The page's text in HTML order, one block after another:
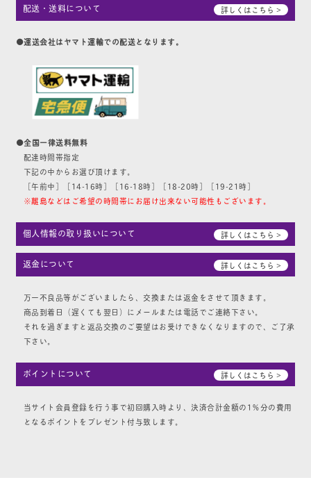
配送・送料について 詳しくはこちら >
●運送会社はヤマト運輸での配送となります。
●全国一律送料無料
配達時間帯指定
下記の中からお選び頂けます。
［午前中］［14-16時］［16-18時］［18-20時］［19-21時］
※離島などはご希望の時間帯にお届け出来ない可能性もございます。
個人情報の取り扱いについて 詳しくはこちら >
返金について 詳しくはこちら >
万一不良品等がございましたら、交換または返金をさせて頂きます。
商品到着日（遅くても翌日）にメールまたは電話でご連絡下さい。
それを過ぎますと返品交換のご要望はお受けできなくなりますので、ご了承
下さい。
ポイントについて 詳しくはこちら >
当サイト会員登録を行う事で初回購入時より、決済合計金額の1％分の費用
となるポイントをプレゼント付与致します。